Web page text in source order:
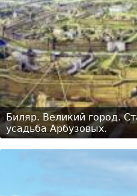
Биляр. Великий город.
усадьба Арбузовых.